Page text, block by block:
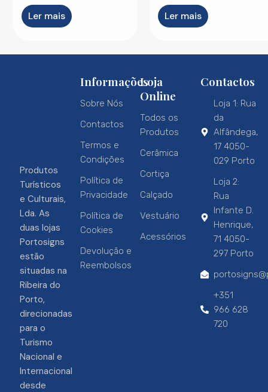
Ler mais Ler mais
Produtos
Turísticos
e Culturais,
Lda. As
duas lojas
Portosigns
estão
situadas na
Ribeira do
Porto,
direcionadas
para o
Turismo
Nacional e
Internacional
desde
Informações
Sobre Nós
Contactos
Termos e
Condições
Política de
Privacidade
Política de
Cookies
Devolução e
Reembolsos
Loja
Online
Todos os
Produtos
Cerâmica
Cortiça
Calçado
Vestuário
Acessórios
Contactos
Loja 1: Rua
da
Alfândega,
17 4050-
029 Porto
Loja 2:
Rua
Infante D.
Henrique,
71 4050-
297 Porto
+351
966 628
720